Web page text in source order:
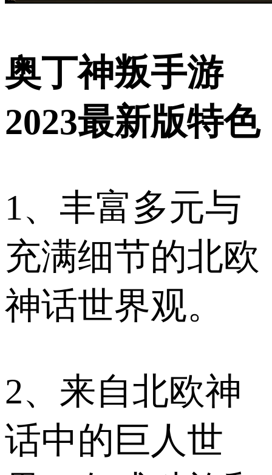
奥丁神叛手游
2023最新版特色
1、丰富多元与
充满细节的北欧
神话世界观。
2、来自北欧神
话中的巨人世